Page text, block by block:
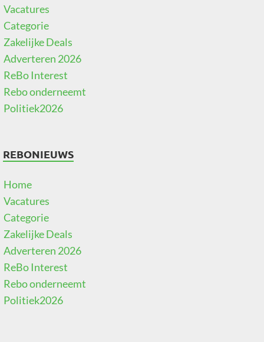
Vacatures
Categorie
Zakelijke Deals
Adverteren 2026
ReBo Interest
Rebo onderneemt
Politiek2026
REBONIEUWS
Home
Vacatures
Categorie
Zakelijke Deals
Adverteren 2026
ReBo Interest
Rebo onderneemt
Politiek2026